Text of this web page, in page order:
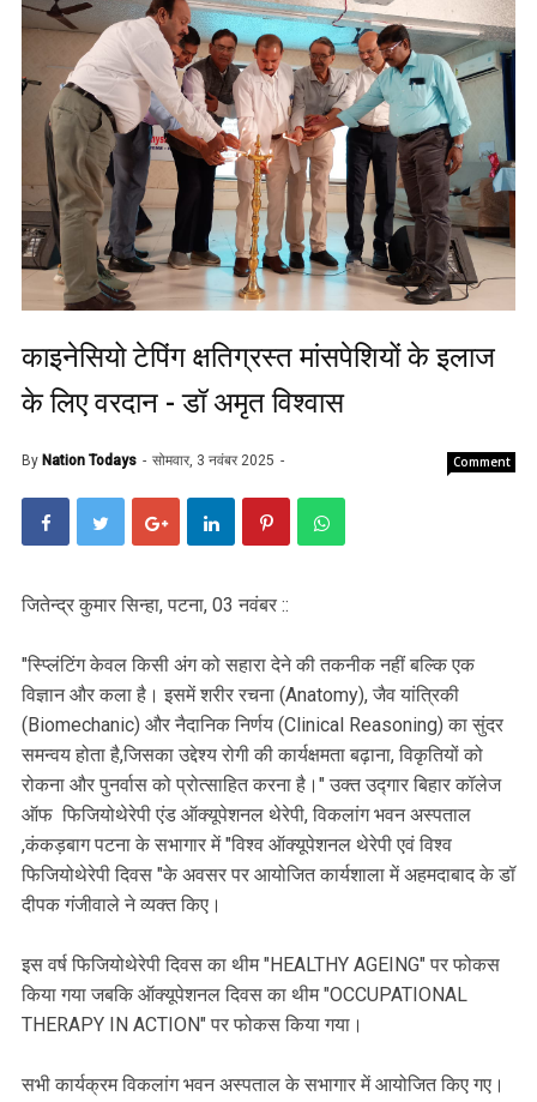
काइनेसियो टेपिंग क्षतिग्रस्त मांसपेशियों के इलाज
के लिए वरदान - डॉ अमृत विश्वास
By Nation Todays सोमवार, 3 नवंबर 2025 Comment
जितेन्द्र कुमार सिन्हा, पटना, 03 नवंबर ::
"स्प्लिंटिंग केवल किसी अंग को सहारा देने की तकनीक नहीं बल्कि एक
विज्ञान और कला है। इसमें शरीर रचना (Anatomy), जैव यांत्रिकी
(Biomechanic) और नैदानिक निर्णय (Clinical Reasoning) का सुंदर
समन्वय होता है,जिसका उद्देश्य रोगी की कार्यक्षमता बढ़ाना, विकृतियों को
रोकना और पुनर्वास को प्रोत्साहित करना है।" उक्त उद्गार बिहार कॉलेज
ऑफ फिजियोथेरेपी एंड ऑक्यूपेशनल थेरेपी, विकलांग भवन अस्पताल
,कंकड़बाग पटना के सभागार में "विश्व ऑक्यूपेशनल थेरेपी एवं विश्व
फिजियोथेरेपी दिवस "के अवसर पर आयोजित कार्यशाला में अहमदाबाद के डॉ
दीपक गंजीवाले ने व्यक्त किए।
इस वर्ष फिजियोथेरेपी दिवस का थीम "HEALTHY AGEING" पर फोकस
किया गया जबकि ऑक्यूपेशनल दिवस का थीम "OCCUPATIONAL
THERAPY IN ACTION" पर फोकस किया गया।
सभी कार्यक्रम विकलांग भवन अस्पताल के सभागार में आयोजित किए गए।